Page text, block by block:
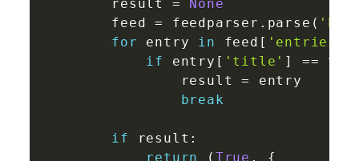
        result
=
None
        feed
= feedparser . parse (
for entry in feed [ 'entries'
if
entry [ 'title' ] ==
                result
=
entry
break
if result :
return
( True , {